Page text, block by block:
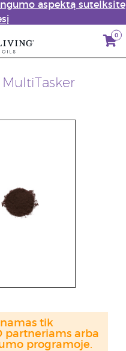
aspektą sutelksite
0
MultiTasker
tik
partneriams arba
programoje.